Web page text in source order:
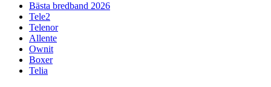
Bästa bredband 2026
Tele2
Telenor
Allente
Ownit
Boxer
Telia